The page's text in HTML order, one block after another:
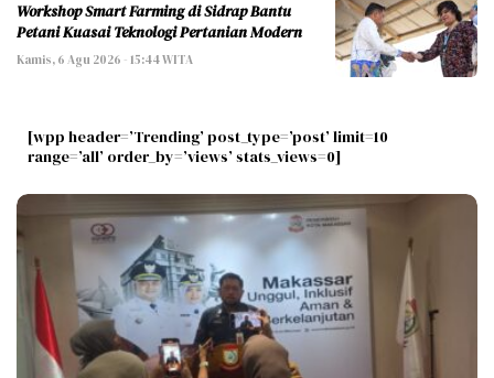
Workshop Smart Farming di Sidrap Bantu
Petani Kuasai Teknologi Pertanian Modern
Kamis, 6 Agu 2026 - 15:44 WITA
[wpp header=’Trending’ post_type=’post’ limit=10
range=’all’ order_by=’views’ stats_views=0]